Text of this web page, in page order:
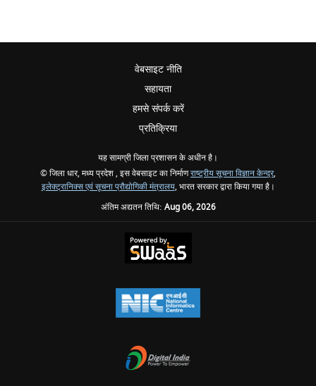
वेबसाइट नीति
सहायता
हमसे संपर्क करें
प्रतिक्रिया
यह सामग्री जिला प्रशासन के अधीन है।
© जिला धार, मध्य प्रदेश , इस वेबसाइट का निर्माणराष्ट्रीय सूचना विज्ञान केन्द्र,
इलेक्ट्रानिक्स एवं सूचना प्रौद्योगिकी मंत्रालय, भारत सरकार द्वारा किया गया है।
अंतिम अद्यतन तिथि: Aug 06, 2026